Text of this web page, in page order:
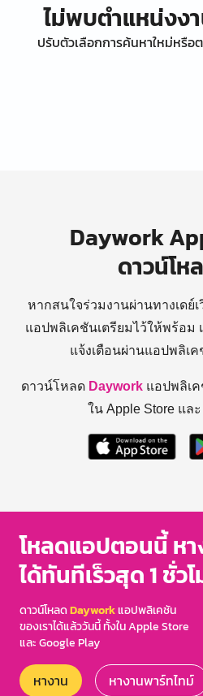
ไม่พบตำแหน่ง
ปรับตัวเลือกการค้นหาใหม่หรื
Daywork
ดาวน์โห
หากสนใจร่วมงานผ่านทางเดย์
แอปพลิเคชันเตรียมไว้ให้พร้อม
แจ้งเตือนผ่านแอปพลิเ
ดาวน์โหลด Daywork แอปพลิเ
ใน Apple Store แล
โหลดแอปตอนนี้ หา
ได้ทันทีเร็วสุด 1 ชั่ว
ดาวน์โหลดDayworkแอปพลิเคชัน
ของเราได้แล้ววันนี้ ทั้งใน Apple Store
และ Google Play
หางาน หางานพาร์ทไทม์